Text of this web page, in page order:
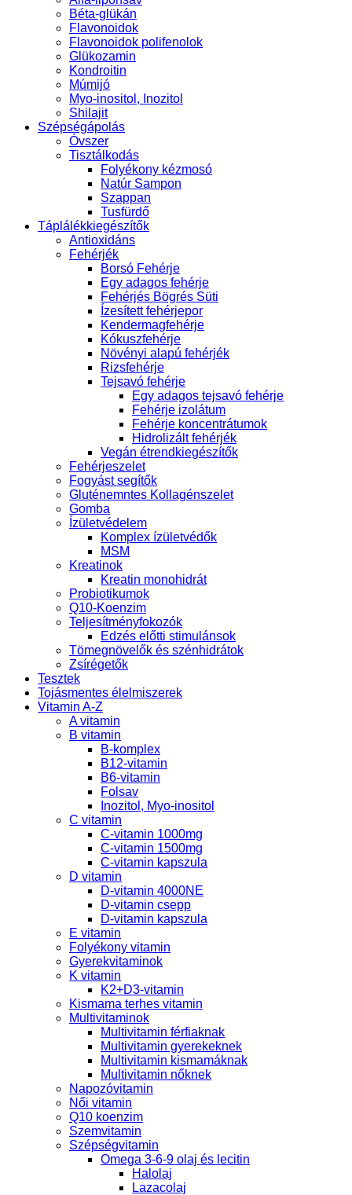
Béta-glükán
Flavonoidok
Flavonoidok polifenolok
Glükozamin
Kondroitin
Múmijó
Myo-inositol, Inozitol
Shilajit
Szépségápolás
Óvszer
Tisztálkodás
Folyékony kézmosó
Natúr Sampon
Szappan
Tusfürdő
Táplálékkiegészítők
Antioxidáns
Fehérjék
Borsó Fehérje
Egy adagos fehérje
Fehérjés Bögrés Süti
Ízesített fehérjepor
Kendermagfehérje
Kókuszfehérje
Növényi alapú fehérjék
Rizsfehérje
Tejsavó fehérje
Egy adagos tejsavó fehérje
Fehérje izolátum
Fehérje koncentrátumok
Hidrolizált fehérjék
Vegán étrendkiegészítők
Fehérjeszelet
Fogyást segítők
Gluténemntes Kollagénszelet
Gomba
Ízületvédelem
Komplex ízületvédők
MSM
Kreatinok
Kreatin monohidrát
Probiotikumok
Q10-Koenzim
Teljesítményfokozók
Edzés előtti stimulánsok
Tömegnövelők és szénhidrátok
Zsírégetők
Tesztek
Tojásmentes élelmiszerek
Vitamin A-Z
A vitamin
B vitamin
B-komplex
B12-vitamin
B6-vitamin
Folsav
Inozitol, Myo-inositol
C vitamin
C-vitamin 1000mg
C-vitamin 1500mg
C-vitamin kapszula
D vitamin
D-vitamin 4000NE
D-vitamin csepp
D-vitamin kapszula
E vitamin
Folyékony vitamin
Gyerekvitaminok
K vitamin
K2+D3-vitamin
Kismama terhes vitamin
Multivitaminok
Multivitamin férfiaknak
Multivitamin gyerekeknek
Multivitamin kismamáknak
Multivitamin nőknek
Napozóvitamin
Női vitamin
Q10 koenzim
Szemvitamin
Szépségvitamin
Omega 3-6-9 olaj és lecitin
Halolaj
Lazacolaj